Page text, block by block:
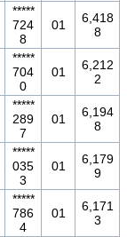
*****
724
8
01
6,418
8
*****
704
0
01
6,212
2
*****
289
7
01
6,194
8
*****
035
3
01
6,179
9
*****
786
4
01
6,171
3